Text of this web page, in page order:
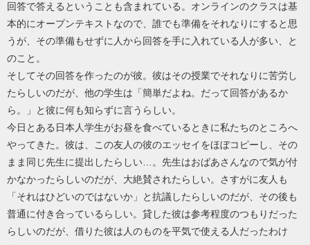
回答で答えるということも含まれている。オンラインのクラスは基
本的にオープンテキストなので、誰でも準備をそれなりにすると思
うが、その準備もせずに人から回答を手に入れている人が多い、と
のこと。
そしてその回答を作ったのが彼。彼はその授業でそれなりに苦労し
たらしいのだが、他の学生は「簡単だよね。だって回答があるか
ら。」と彼に何も知らずに言うらしい。
今日とある日本人学生がお昼を食べているときに私たちのところへ
やってきた。彼は、この友人の彼のエッセイをほぼコピーし、その
まま同じ先生に提出したらしい…。先生はおばあさんなので気が付
かなかったらしいのだが、大絶賛されたらしい。さすがに友人も
「それはひどいのではないか」と抗議したらしいのだが、その後も
普通に付き合っているらしい。貸した彼は参考程度のつもりだった
らしいのだが、借りた彼は人のものを平気で使える人だったわけ